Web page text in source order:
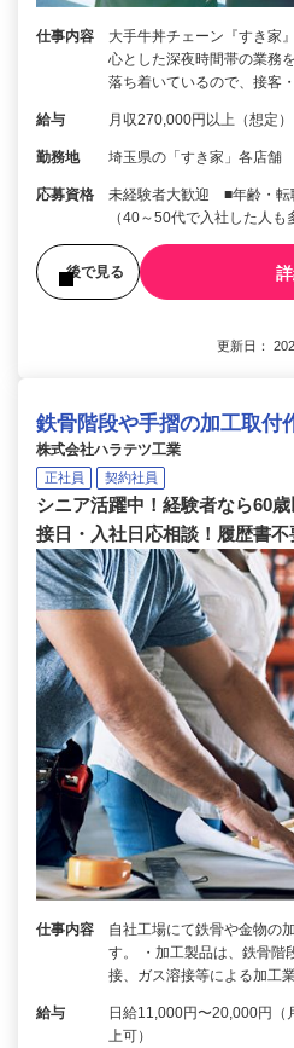
仕事内容
大手牛丼チェーン『すき家
心とした深夜時間帯の業務
落ち着いているので、接客
給与 月収270,000円以上（想定）
勤務地 埼玉県の「すき家」各店舗
応募資格
未経験者大歓迎 ■年齢・転
（40～50代で入社した人
後で見る
更新日：
鉄骨階段や手摺の加工取付
株式会社ハラテツ工業
正社員 契約社員
シニア活躍中！経験者なら60
接日・入社日応相談！履歴書
仕事内容
自社工場にて鉄骨や金物の
す。 ・加工製品は、鉄骨階
接、ガス溶接等による加工
給与
日給11,000円〜20,000円（
上可）